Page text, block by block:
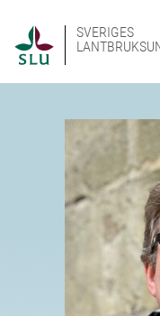
SVERIGES